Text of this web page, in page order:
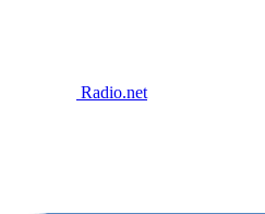
Radio.net